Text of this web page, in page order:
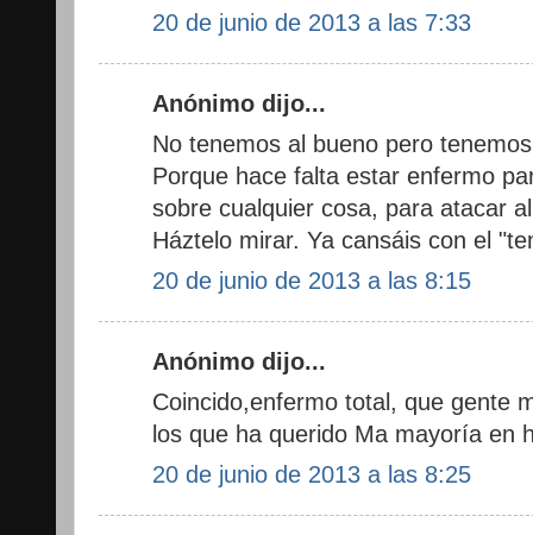
20 de junio de 2013 a las 7:33
Anónimo dijo...
No tenemos al bueno pero
Porque hace falta estar enfermo
sobre cualquier cosa, para atacar
Háztelo mirar. Ya cansáis con el
20 de junio de 2013 a las 8:15
Anónimo dijo...
Coincido,enfermo total, que gente
los que ha querido Ma mayoría en
20 de junio de 2013 a las 8:25